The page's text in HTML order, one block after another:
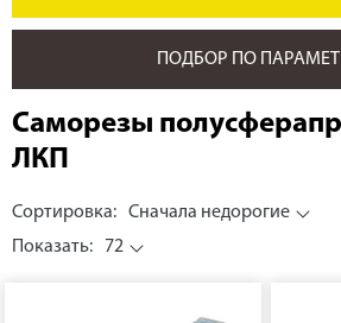
Саморезы
ЛКП
Сортировка:
Сначала недорогие
Показать:
72
ПОДБОР ПО